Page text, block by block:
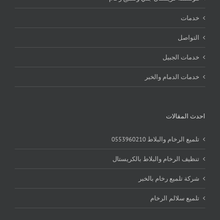
خدمات
التواصل
خدمات الجبيل
خدمات الدمام والخبر
احدث المقالات
تلميع الرخام والبلاط 0553960210
تنظيف الرخام والبلاط بالكريستال
شركة تلميع رخام بالخبر
تلميع سلالم الرخام